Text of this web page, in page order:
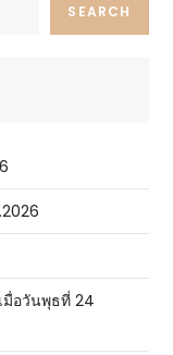
SEARCH
เมื่อวันพุธที่ 24